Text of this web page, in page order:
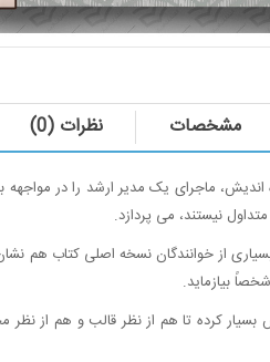
مشخصات نظرات (0)
ماجرای یک مدیر ارشد را در
نیستند، می پردازد.
از خوانندگان نسخه اصلی کتاب هم
بیازماید.
کرده تا هم از نظر قالب و هم از نظر